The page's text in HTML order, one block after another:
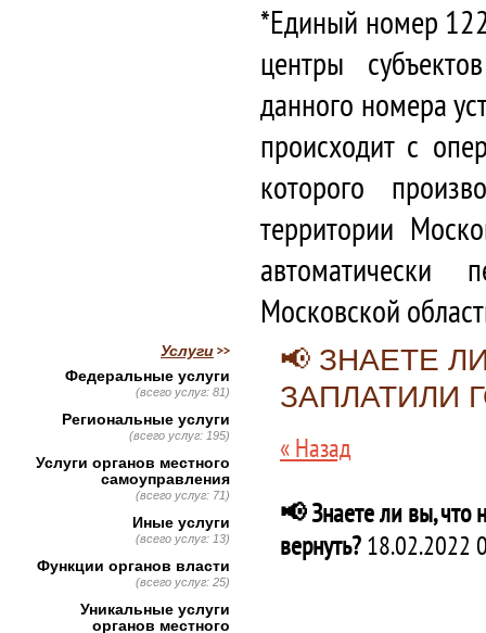
*Единый номер
центры
данного номера
происходит с
которого
территории
автоматически
Московской
📢 ЗНАЕТЕ
ЗАПЛАТИЛИ
« Назад
📢 Знаете ли вы, что
вернуть?18.02.2022
Услуги
Федеральные услуги
(всего услуг: 81)
Региональные услуги
(всего услуг: 195)
Услуги органов местного
самоуправления
(всего услуг: 71)
Иные услуги
(всего услуг: 13)
Функции органов власти
(всего услуг: 25)
Уникальные услуги
органов местного